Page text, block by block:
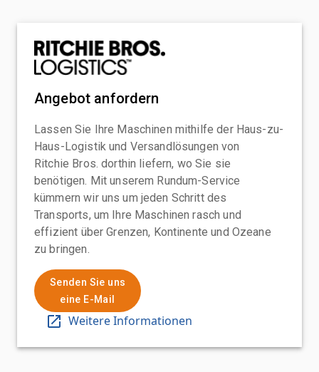
Angebot anfordern
Lassen Sie Ihre Maschinen mithilfe der Haus-zu-
Haus-Logistik und Versandlösungen von
Ritchie Bros. dorthin liefern, wo Sie sie
benötigen. Mit unserem Rundum-Service
kümmern wir uns um jeden Schritt des
Transports, um Ihre Maschinen rasch und
effizient über Grenzen, Kontinente und Ozeane
zu bringen.
Senden Sie uns
eine E-Mail
Weitere Informationen